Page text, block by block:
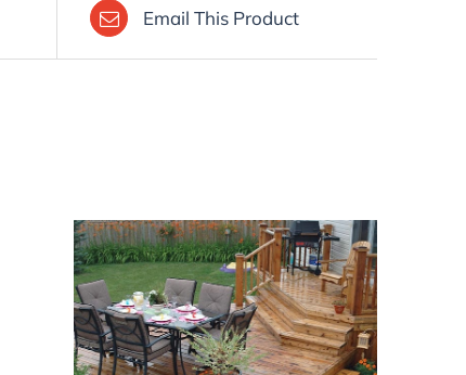
Email This Product
DETAILS